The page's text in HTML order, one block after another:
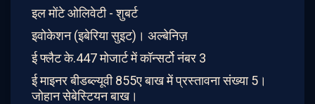
इल मोंटे ओलिवेटी - शुबर्ट
इवोकेशन (इबेरिया सुइट)। अल्बेनिज़
ई फ्लैट के.447 मोजार्ट में कॉन्सर्टो नंबर 3
ई माइनर बीडब्ल्यूवी 855ए बाख में प्रस्तावना संख्या 5।
जोहान सेबेस्टियन बाख।